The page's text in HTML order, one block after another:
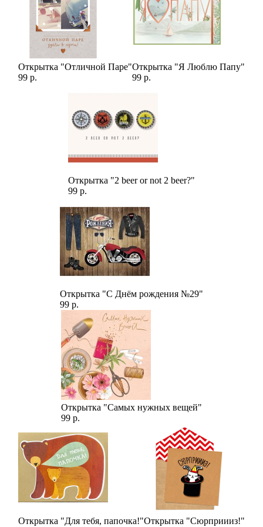
Открытка "Отличной Паре"
99 р.
Открытка "Я Люблю Папу"
99 р.
Открытка "2 beer or not 2 beer?"
99 р.
Открытка "С Днём рождения №29"
99 р.
Открытка "Самых нужных вещей"
99 р.
Открытка "Для тебя, папочка!"Открытка "Сюрприииз!"